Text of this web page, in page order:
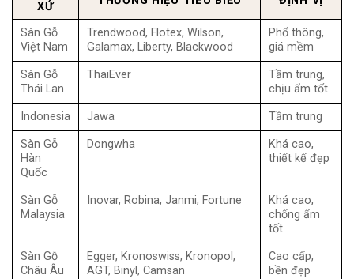
XỨ
Sàn Gỗ
Việt Nam
Trendwood, Flotex, Wilson,
Galamax, Liberty, Blackwood
Phổ thông,
giá mềm
Sàn Gỗ
Thái Lan
ThaiEver
Tầm trung,
chịu ẩm tốt
Indonesia Jawa Tầm trung
Sàn Gỗ
Hàn
Quốc
Dongwha
Khá cao,
thiết kế đẹp
Sàn Gỗ
Malaysia
Inovar, Robina, Janmi, Fortune
Khá cao,
chống ẩm
tốt
Sàn Gỗ
Châu Âu
Egger, Kronoswiss, Kronopol,
AGT, Binyl, Camsan
Cao cấp,
bền đẹp